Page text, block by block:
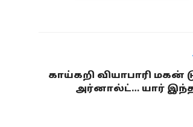
காய்கறி வியாபாரி மகன்
அர்னால்ட்… யார்